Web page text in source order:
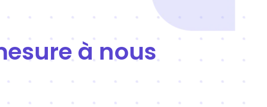
à nous